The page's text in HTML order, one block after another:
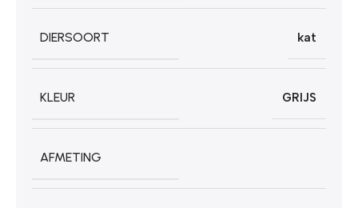
DIERSOORT kat
KLEUR GRIJS
AFMETING